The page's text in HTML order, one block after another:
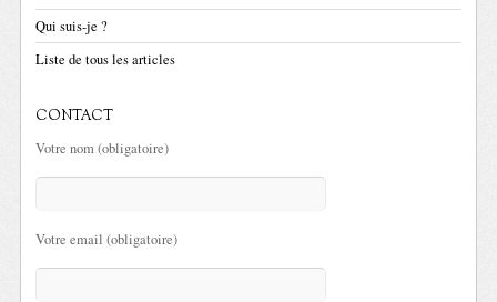
Qui suis-je ?
Liste de tous les articles
CONTACT
Votre nom (obligatoire)
Votre email (obligatoire)